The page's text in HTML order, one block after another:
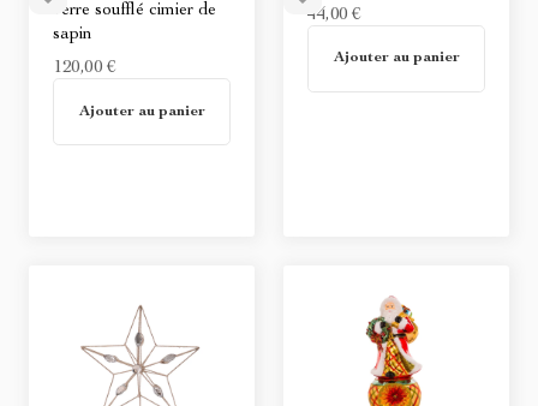
verre soufflé cimier de
sapin
120,00 €
Non disponible
Ajouter au panier
44,00 €
Non disponible
Ajouter au panier